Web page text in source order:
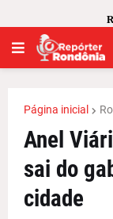
Página inicial
Anel
sai do
cidade